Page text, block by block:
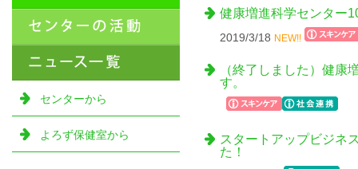
健康増進科学センター
2019/3/18 NEW!!
（終了しました）健康
す。
スタートアップビジネ
た！
センターから
よろず保健室から